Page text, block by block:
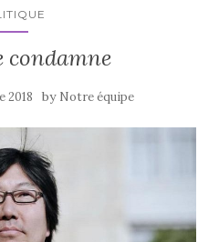
condamne
2018 by Notre équipe